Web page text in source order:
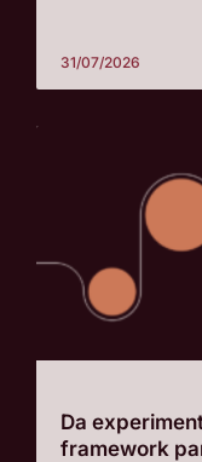
31/07/2026
Da
framework